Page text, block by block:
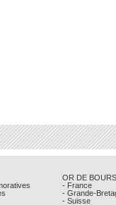
OR DE
- France
- Grande-
- Suisse